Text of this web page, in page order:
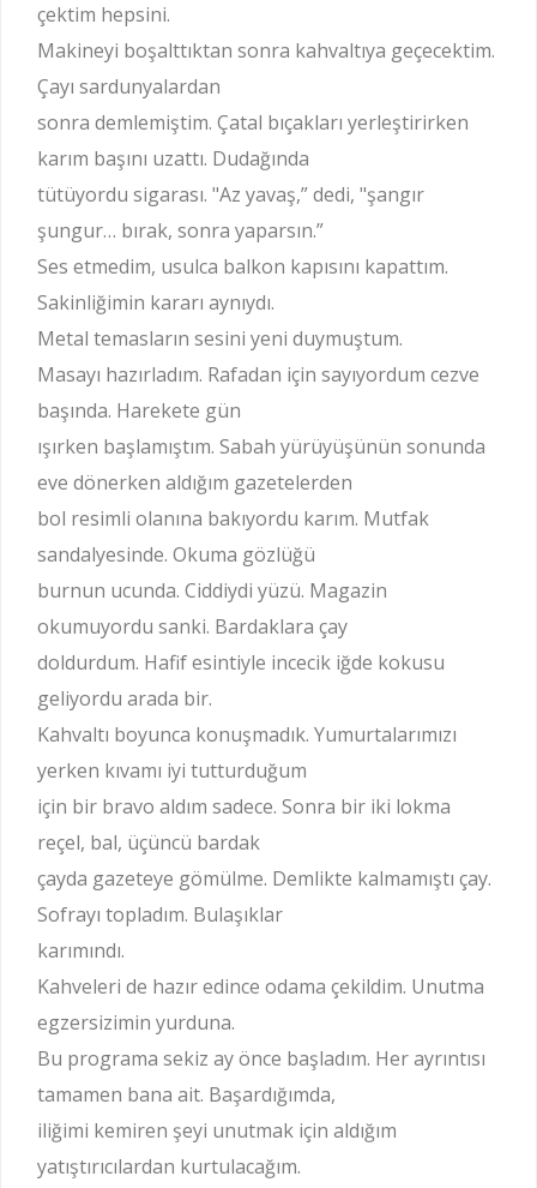
çektim hepsini.
Makineyi boşalttıktan sonra kahvaltıya geçecektim.
Çayı sardunyalardan
sonra demlemiştim. Çatal bıçakları yerleştirirken
karım başını uzattı. Dudağında
tütüyordu sigarası. "Az yavaş,” dedi, "şangır
şungur… bırak, sonra yaparsın.”
Ses etmedim, usulca balkon kapısını kapattım.
Sakinliğimin kararı aynıydı.
Metal temasların sesini yeni duymuştum.
Masayı hazırladım. Rafadan için sayıyordum cezve
başında. Harekete gün
ışırken başlamıştım. Sabah yürüyüşünün sonunda
eve dönerken aldığım gazetelerden
bol resimli olanına bakıyordu karım. Mutfak
sandalyesinde. Okuma gözlüğü
burnun ucunda. Ciddiydi yüzü. Magazin
okumuyordu sanki. Bardaklara çay
doldurdum. Hafif esintiyle incecik iğde kokusu
geliyordu arada bir.
Kahvaltı boyunca konuşmadık. Yumurtalarımızı
yerken kıvamı iyi tutturduğum
için bir bravo aldım sadece. Sonra bir iki lokma
reçel, bal, üçüncü bardak
çayda gazeteye gömülme. Demlikte kalmamıştı çay.
Sofrayı topladım. Bulaşıklar
karımındı.
Kahveleri de hazır edince odama çekildim. Unutma
egzersizimin yurduna.
Bu programa sekiz ay önce başladım. Her ayrıntısı
tamamen bana ait. Başardığımda,
iliğimi kemiren şeyi unutmak için aldığım
yatıştırıcılardan kurtulacağım.